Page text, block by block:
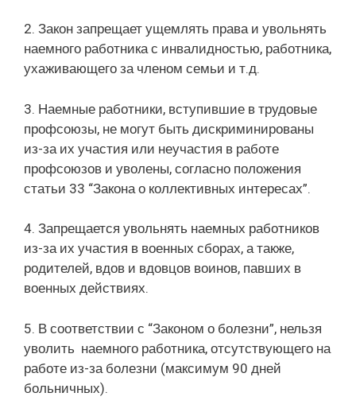
2. Закон запрещает ущемлять права и увольнять
наемного работника с инвалидностью, работника,
ухаживающего за членом семьи и т.д.
3. Наемные работники, вступившие в трудовые
профсоюзы, не могут быть дискриминированы
из-за их участия или неучастия в работе
профсоюзов и уволены, согласно положения
статьи 33 “Закона о коллективных интересах”.
4. Запрещается увольнять наемных работников
из-за их участия в военных сборах, а также,
родителей, вдов и вдовцов воинов, павших в
военных действиях.
5. В соответствии с “Законом о болезни”, нельзя
уволить наемного работника, отсутствующего на
работе из-за болезни (максимум 90 дней
больничных).